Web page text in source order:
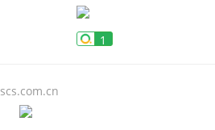
1
scs.com.cn